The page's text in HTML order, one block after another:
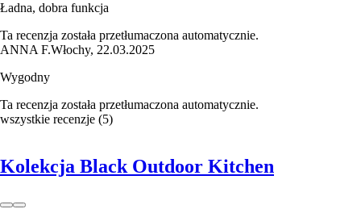
Ładna, dobra funkcja
Ta recenzja została przetłumaczona automatycznie.
ANNA F.Włochy, 22.03.2025
Wygodny
Ta recenzja została przetłumaczona automatycznie.
wszystkie recenzje (5)
Kolekcja Black Outdoor Kitchen